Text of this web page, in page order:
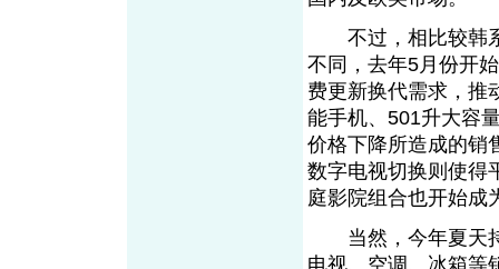
不过，相比较韩系
不同，去年5月份开
费更新换代需求，推
能手机、501升大容
价格下降所造成的销
数字电视切换则使得
庭影院组合也开始成
当然，今年夏天持
电视、空调、冰箱等